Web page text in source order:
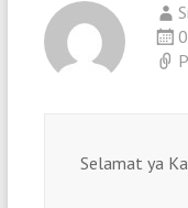
Selamat ya